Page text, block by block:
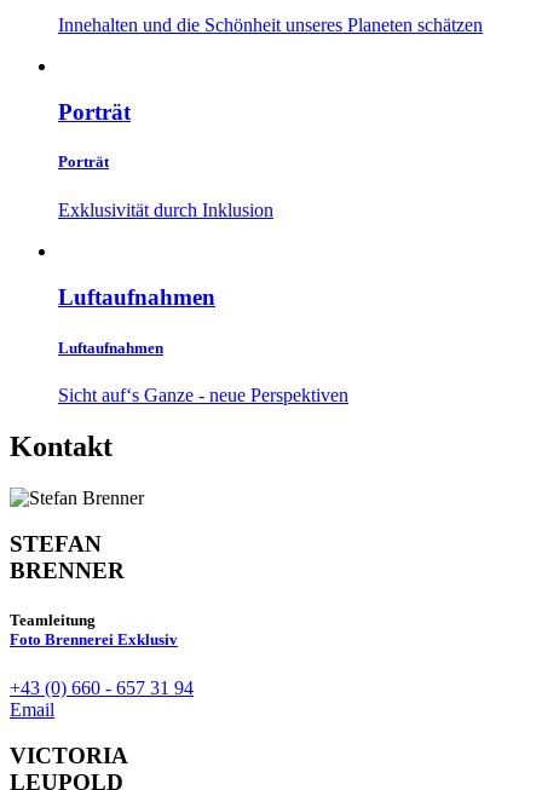
Innehalten und die Schönheit unseres Planeten schätzen
Porträt
Porträt
Exklusivität durch Inklusion
Luftaufnahmen
Luftaufnahmen
Sicht auf‘s Ganze - neue Perspektiven
Kontakt
STEFAN
BRENNER
Teamleitung
Foto Brennerei Exklusiv
+43 (0) 660 - 657 31 94
Email
VICTORIA
LEUPOLD